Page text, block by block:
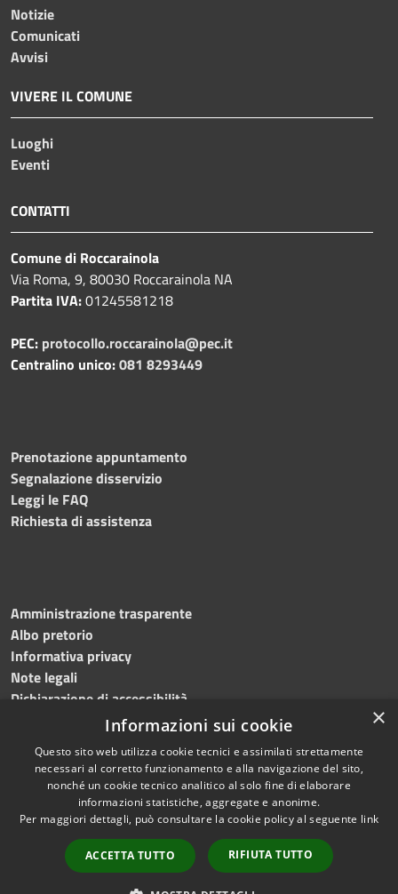
Notizie
Comunicati
Avvisi
VIVERE IL COMUNE
Luoghi
Eventi
CONTATTI
Comune di Roccarainola
Via Roma, 9, 80030 Roccarainola NA
Partita IVA:01245581218
PEC: protocollo.roccarainola@pec.it
Centralino unico:081 8293449
Prenotazione appuntamento
Segnalazione disservizio
Leggi le FAQ
Richiesta di assistenza
Amministrazione trasparente
Albo pretorio
Informativa privacy
Note legali
Dichiarazione di accessibilità
Accessibilità
Privacy
Mappa del sito
Copyright © 2024, Comune
di Roccarainola
Powered byMunicipium
| Accesso redazione
×
Informazioni sui cookie
Questo sito web utilizza cookie tecnici e assimilati strettamente
necessari al corretto funzionamento e alla navigazione del sito,
nonché un cookie tecnico analitico al solo fine di elaborare
informazioni statistiche, aggregate e anonime.
Per maggiori dettagli, può consultare la cookie policy al seguente link
ACCETTA TUTTO RIFIUTA TUTTO